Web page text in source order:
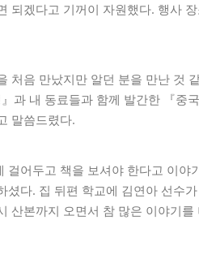
되겠다고 기꺼이 자원했다. 행사
처음 만났지만 알던 분을 만난 것
과 내 동료들과 함께 발간한 『중
말씀드렸다.
어두고 책을 보셔야 한다고 이야
다. 집 뒤편 학교에 김연아 선수
산본까지 오면서 참 많은 이야기